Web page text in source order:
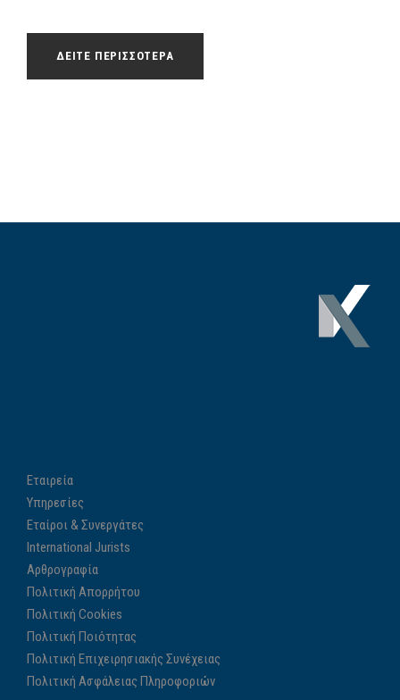
ΔΕΙΤΕ ΠΕΡΙΣΣΟΤΕΡΑ
Εταιρεία
Υπηρεσίες
Εταίροι & Συνεργάτες
International Jurists
Αρθρογραφία
Πολιτική Απορρήτου
Πολιτική Cookies
Πολιτική Ποιότητας
Πολιτική Επιχειρησιακής Συνέχειας
Πολιτική Ασφάλειας Πληροφοριών